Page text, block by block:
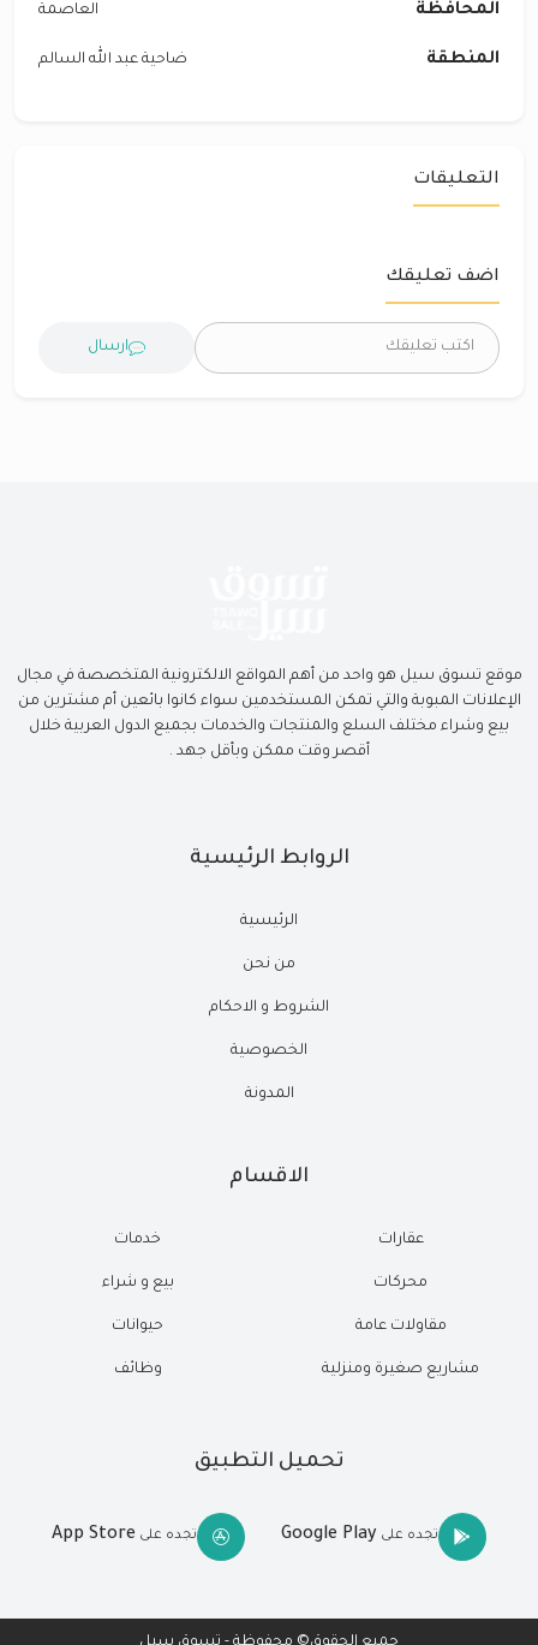
المحافظة العاصمة
المنطقة ضاحية عبد الله السالم
التعليقات
اضف تعليقك
ارسال
موقع تسوق سيل هو واحد من أهم المواقع الالكترونية المتخصصة في مجال
الإعلانات المبوبة والتي تمكن المستخدمين سواء كانوا بائعين أم مشترين من
بيع وشراء مختلف السلع والمنتجات والخدمات بجميع الدول العربية خلال
أقصر وقت ممكن وبأقل جهد .
الروابط الرئيسية
الرئيسية
من نحن
الشروط و الاحكام
الخصوصية
المدونة
الاقسام
عقارات
محركات
مقاولات عامة
مشاريع صغيرة ومنزلية
خدمات
بيع و شراء
حيوانات
وظائف
تحميل التطبيق
تجده على Google Play تجده على App Store